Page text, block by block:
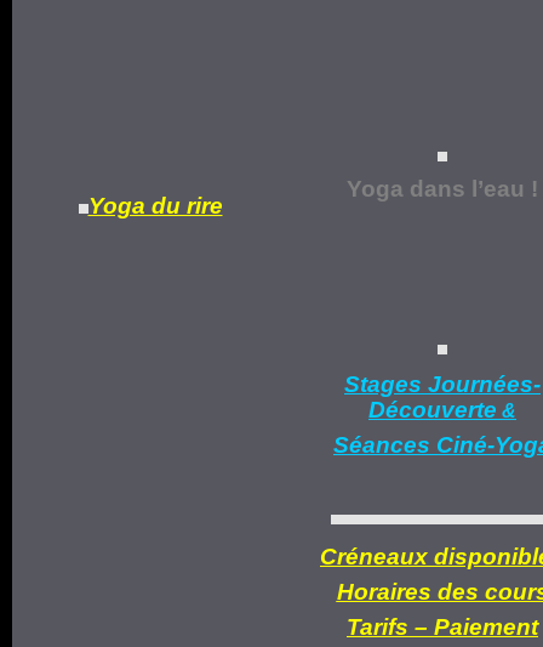
Yoga du rire
Yoga dans l’eau !
Stages Journées-
Découverte &
Séances Ciné-
Créneaux
Horaires des
Tarifs – Paiement